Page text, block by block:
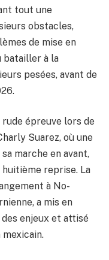
tout une
obstacles,
de mise en
batailler à la
pesées, avant de
rude épreuve lors de
Suarez, où une
marche en avant,
reprise. La
à No-
a mis en
enjeux et attisé